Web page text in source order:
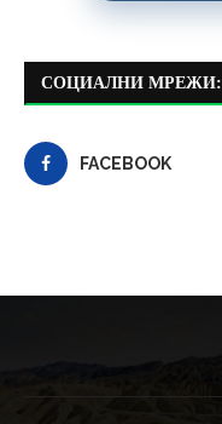
СОЦИАЛНИ МРЕЖИ:
FACEBOOK